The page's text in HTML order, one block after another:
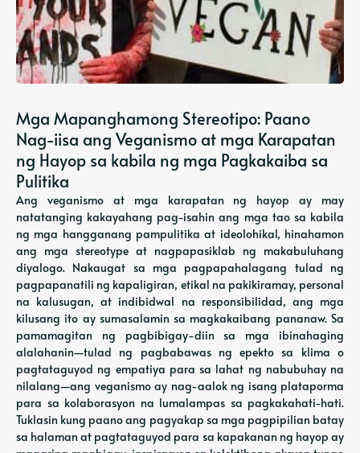
Mga Mapanghamong Stereotipo: Paano
Nag-iisa ang Veganismo at mga Karapatan
ng Hayop sa kabila ng mga Pagkakaiba sa
Pulitika
Ang veganismo at mga karapatan ng hayop ay may
natatanging kakayahang pag-isahin ang mga tao sa kabila
ng mga hangganang pampulitika at ideolohikal, hinahamon
ang mga stereotype at nagpapasiklab ng makabuluhang
diyalogo. Nakaugat sa mga pagpapahalagang tulad ng
pagpapanatili ng kapaligiran, etikal na pakikiramay, personal
na kalusugan, at indibidwal na responsibilidad, ang mga
kilusang ito ay sumasalamin sa magkakaibang pananaw. Sa
pamamagitan ng pagbibigay-diin sa mga ibinahaging
alalahanin—tulad ng pagbabawas ng epekto sa klima o
pagtataguyod ng empatiya para sa lahat ng nabubuhay na
nilalang—ang veganismo ay nag-aalok ng isang plataporma
para sa kolaborasyon na lumalampas sa pagkakahati-hati.
Tuklasin kung paano ang pagyakap sa mga pagpipilian batay
sa halaman at pagtataguyod para sa kapakanan ng hayop ay